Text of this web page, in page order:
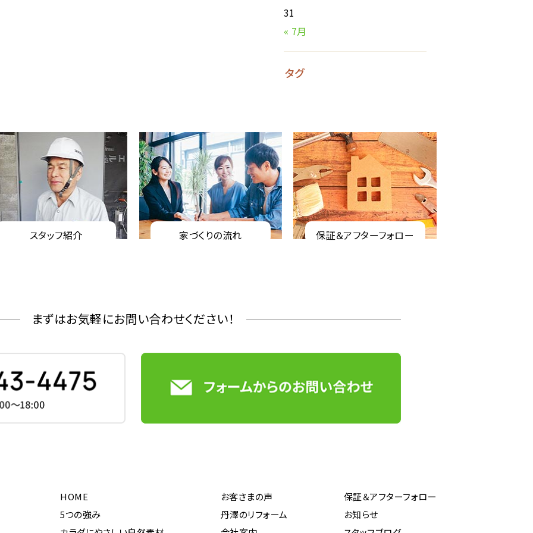
31
« 7月
タグ
スタッフ紹介 家づくりの流れ 保証＆アフターフォロー
まずはお気軽にお問い合わせください！
HOME
5つの強み
お客さまの声
丹澤のリフォーム
保証＆アフターフォロー
お知らせ